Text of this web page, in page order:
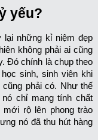
yếu?
những kỉ niệm đẹp
không phải ai cũng
Đó chính là chụp theo
sinh, sinh viên khi
phải có. Như thế
chỉ mang tính chất
rộ lên phong trào
nó đã thu hút hàng